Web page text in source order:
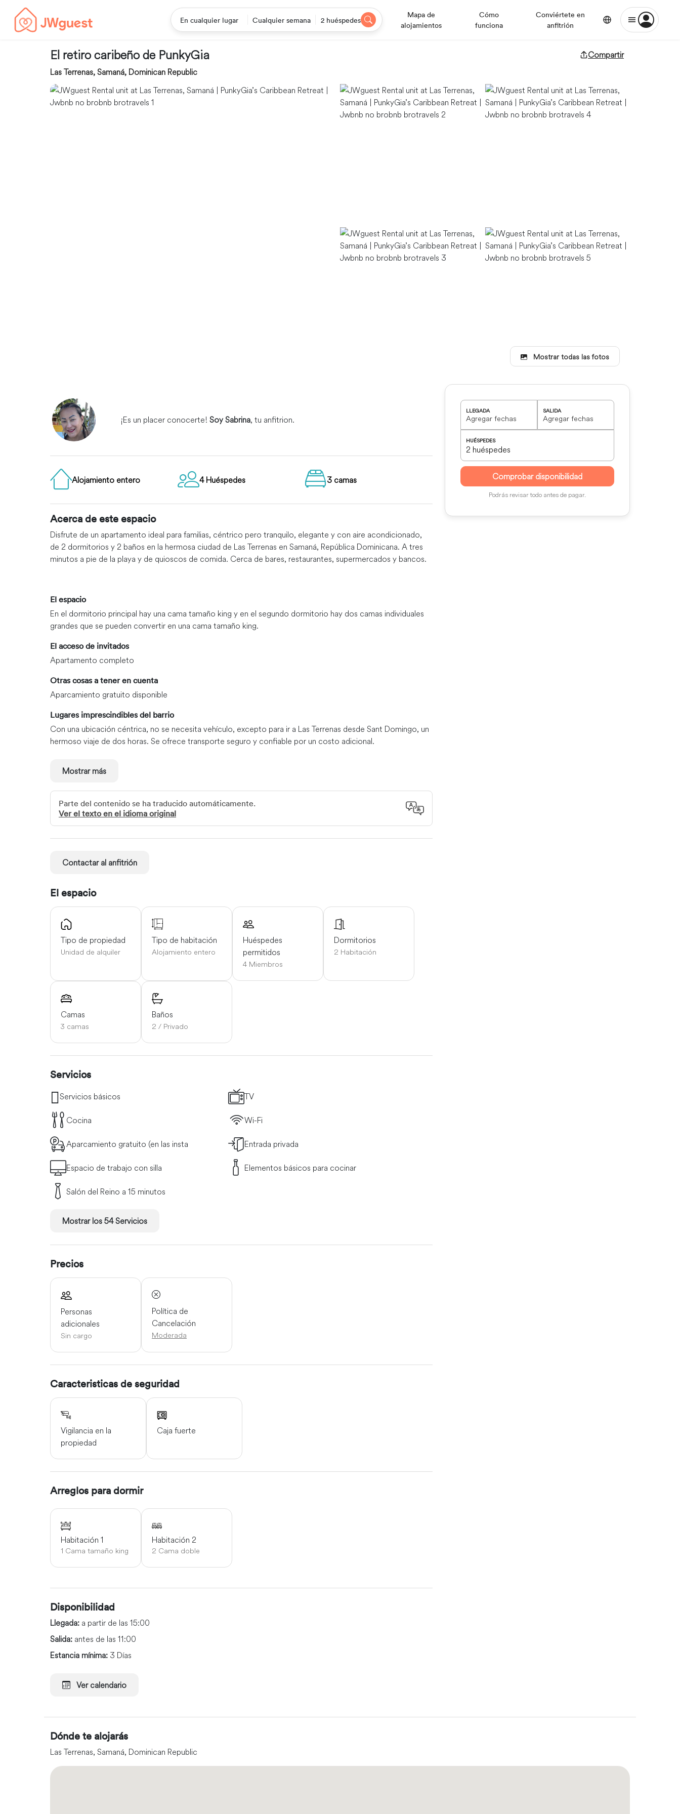
En cualquier lugar Cualquier semana 2 huéspedes
Mapa de
alojamientos
Cómo
funciona
Conviértete en
anfitrión
El retiro caribeño de PunkyGia
Las Terrenas, Samaná, Dominican Republic
Compartir
Mostrar todas las fotos
¡Es un placer conocerte! Soy Sabrina, tu anfitrion.
Alojamiento entero 4 Huéspedes 3 camas
Acerca de este espacio
Disfrute de un apartamento ideal para familias, céntrico pero tranquilo, elegante y con aire acondicionado,
de 2 dormitorios y 2 baños en la hermosa ciudad de Las Terrenas en Samaná, República Dominicana. A tres
minutos a pie de la playa y de quioscos de comida. Cerca de bares, restaurantes, supermercados y bancos.
El espacio
En el dormitorio principal hay una cama tamaño king y en el segundo dormitorio hay dos camas individuales
grandes que se pueden convertir en una cama tamaño king.
El acceso de invitados
Apartamento completo
Otras cosas a tener en cuenta
Aparcamiento gratuito disponible
Lugares imprescindibles del barrio
Con una ubicación céntrica, no se necesita vehículo, excepto para ir a Las Terrenas desde Sant Domingo, un
hermoso viaje de dos horas. Se ofrece transporte seguro y confiable por un costo adicional.
Mostrar más
Parte del contenido se ha traducido automáticamente.
Ver el texto en el idioma original
Contactar al anfitrión
El espacio
Tipo de propiedad
Unidad de alquiler
Tipo de habitación
Alojamiento entero
Huéspedes
permitidos
4 Miembros
Dormitorios
2 Habitación
Camas
3 camas
Baños
2 / Privado
Servicios
Servicios básicos TV
Cocina Wi-Fi
Aparcamiento gratuito (en las insta Entrada privada
Espacio de trabajo con silla Elementos básicos para cocinar
Salón del Reino a 15 minutos
Mostrar los 54 Servicios
Precios
Personas
adicionales
Sin cargo
Política de
Cancelación
Moderada
Caracteristicas de seguridad
Vigilancia en la
propiedad
Caja fuerte
Arreglos para dormir
Habitación 1
1 Cama tamaño king
Habitación 2
2 Cama doble
Disponibilidad
Llegada: a partir de las 15:00
Salida: antes de las 11:00
Estancia mínima: 3 Días
Ver calendario
LLEGADA SALIDA
HUÉSPEDES
Comprobar disponibilidad
Podrás revisar todo antes de pagar.
Dónde te alojarás
Las Terrenas, Samaná, Dominican Republic